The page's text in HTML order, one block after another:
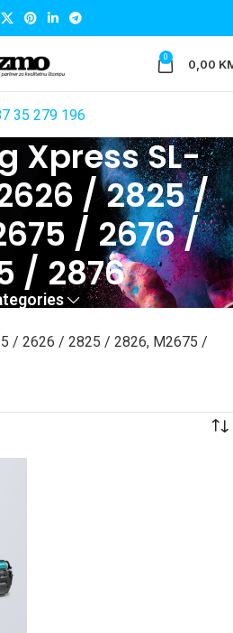
0 0,00
35 279 196
Xpress SL-
/ 2825 /
/ 2676 /
/ 2876
/ 2626 / 2825 / 2826, M2675 /